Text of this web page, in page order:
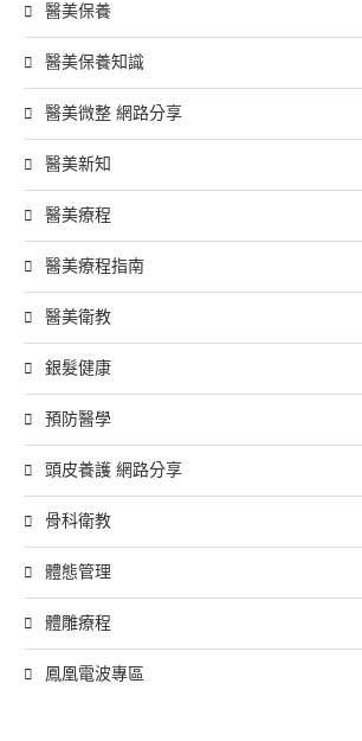
醫美保養
醫美保養知識
醫美微整 網路分享
醫美新知
醫美療程
醫美療程指南
醫美衛教
銀髮健康
預防醫學
頭皮養護 網路分享
骨科衛教
體態管理
體雕療程
鳳凰電波專區